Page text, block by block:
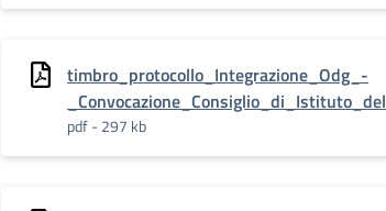
timbro_protocollo_Integrazione_Odg_-
_Convocazione_Consiglio_di_Istituto_del
pdf - 297 kb